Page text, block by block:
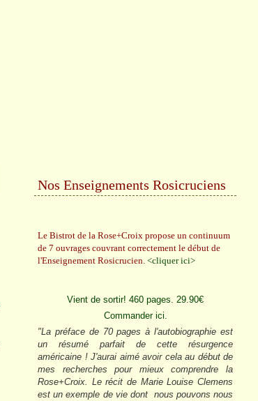
Nos Enseignements Rosicruciens
Le Bistrot de la Rose+Croix propose un continuum
de 7 ouvrages couvrant correctement le début de
l'Enseignement Rosicrucien. <cliquer ici>
Vient de sortir! 460 pages. 29.90€
Commander ici.
"La préface de 70 pages à l'autobiographie est
un résumé parfait de cette résurgence
américaine ! J'aurai aimé avoir cela au début de
mes recherches pour mieux comprendre la
Rose+Croix. Le récit de Marie Louise Clemens
est un exemple de vie dont nous pouvons nous